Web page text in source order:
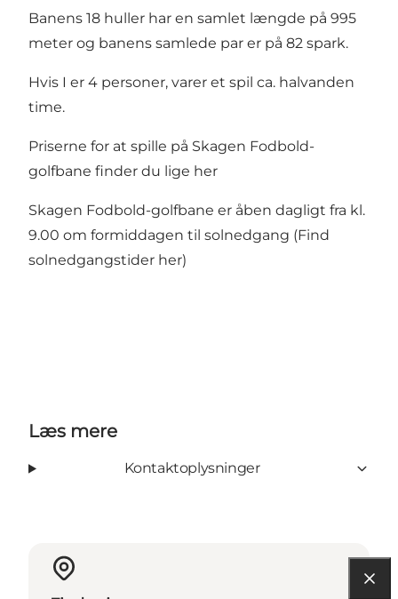
Banens 18 huller har en samlet længde på 995
meter og banens samlede par er på 82 spark.
Hvis I er 4 personer, varer et spil ca. halvanden
time.
Priserne for at spille på Skagen Fodbold-
golfbane finder du lige her
Skagen Fodbold-golfbane er åben dagligt fra kl.
9.00 om formiddagen til solnedgang (Find
solnedgangstider her)
Læs mere
Kontaktoplysninger